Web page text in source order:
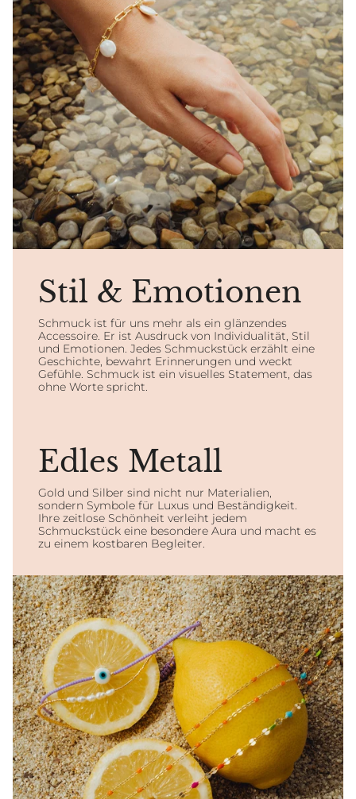
Stil & Emotionen
Schmuck ist für uns mehr als ein glänzendes
Accessoire. Er ist Ausdruck von Individualität, Stil
und Emotionen. Jedes Schmuckstück erzählt eine
Geschichte, bewahrt Erinnerungen und weckt
Gefühle. Schmuck ist ein visuelles Statement, das
ohne Worte spricht.
Edles Metall
Gold und Silber sind nicht nur Materialien,
sondern Symbole für Luxus und Beständigkeit.
Ihre zeitlose Schönheit verleiht jedem
Schmuckstück eine besondere Aura und macht es
zu einem kostbaren Begleiter.